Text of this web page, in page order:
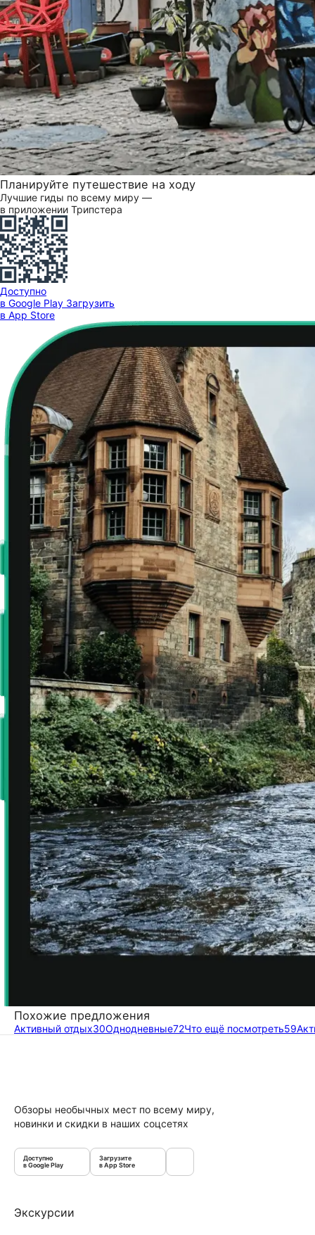
Планируйте путешествие на ходу
Лучшие гиды по всему миру —
в приложении Трипстера
Доступно
в Google Play Загрузить
в App Store
Похожие предложения
Активный отдых30Однодневные72Что ещё посмотреть59
Обзоры необычных мест по всему миру,
новинки и скидки в наших соцсетях
Доступно
в Google Play
Загрузите
в App Store
Экскурсии